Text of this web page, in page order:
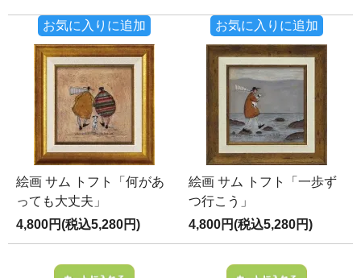
お気に入りに追加 お気に入りに追加
絵画 サム トフト「何があ
っても大丈夫」
4,800円(税込5,280円)
絵画 サム トフト「一歩ず
つ行こう」
4,800円(税込5,280円)